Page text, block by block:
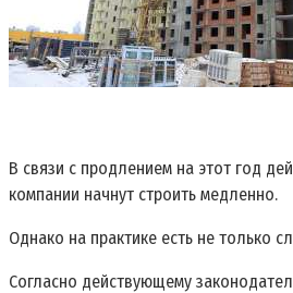
В связи с продлением на этот год
компании начнут строить медленно.
Однако на практике есть не только
Согласно действующему